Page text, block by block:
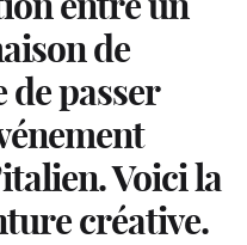
de
passer
Voici la
créative.